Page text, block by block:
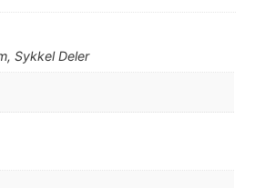
Sykkel Deler